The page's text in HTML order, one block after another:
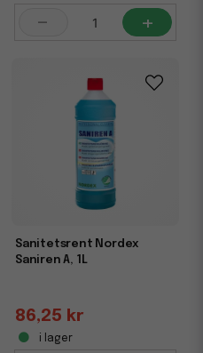
- +
Sanitetsrent Nordex
Saniren A, 1L
86,25 kr
i lager